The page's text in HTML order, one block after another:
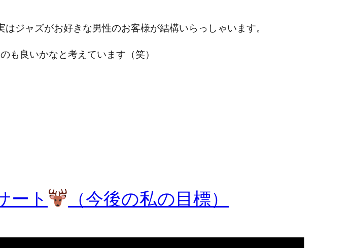
ジャズがお好きな男性のお客様が結構いらっしゃいます。
も良いかなと考えています（笑）
ート （今後の私の目標）